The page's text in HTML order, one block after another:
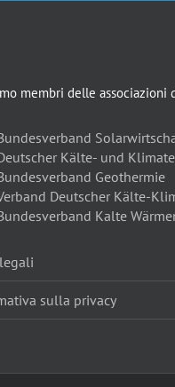
membri delle associazioni
sulla privacy